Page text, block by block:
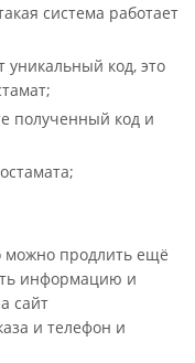
система работает
код, это
полученный код и
можно продлить ещё
информацию и
сайт
и телефон и